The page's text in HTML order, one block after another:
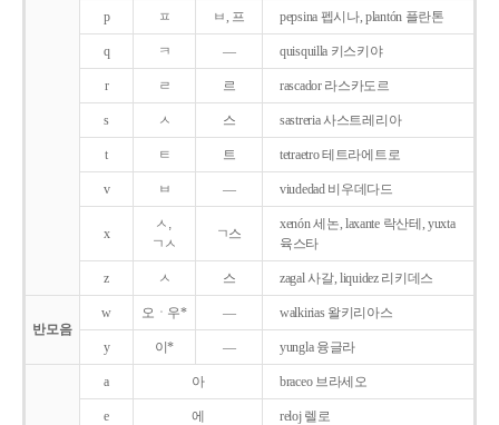
p ㅍ ㅂ, 프 pepsina 펩시나, plantón 플란톤
q ㅋ ― quisquilla 키스키야
r ㄹ 르 rascador 라스카도르
s ㅅ 스 sastreria 사스트레리아
t ㅌ 트 tetraetro 테트라에트로
v ㅂ ― viudedad 비우데다드
x
ㅅ,
ㄱㅅ
ㄱ스
xenón 세논, laxante 락산테, yuxta
육스타
z ㅅ 스 zagal 사갈, liquidez 리키데스
반모음
w 오ㆍ우* ― walkirias 왈키리아스
y 이* ― yungla 융글라
a 아 braceo 브라세오
e 에 reloj 렐로